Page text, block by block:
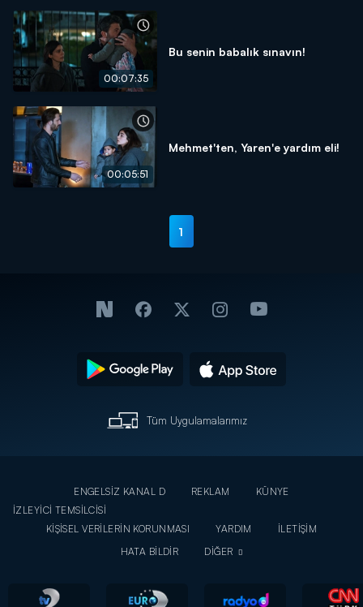
00:07:35
Bu senin babalık sınavın!
00:05:51
Mehmet'ten, Yaren'e yardım eli!
1
Tüm Uygulamalarımız
ENGELSİZ KANAL D REKLAM
KÜNYE
İZLEYİCİ TEMSİLCİSİ
KİŞİSEL VERİLERİN KORUNMASI
YARDIM
İLETİŞİM
HATA BİLDİR
DİĞER